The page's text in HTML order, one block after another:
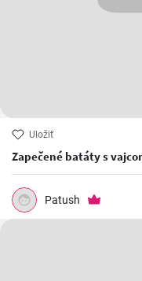
Uložiť
Zapečené batáty s
Patush